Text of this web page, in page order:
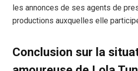
les annonces de ses agents de
productions auxquelles elle
Conclusion sur la